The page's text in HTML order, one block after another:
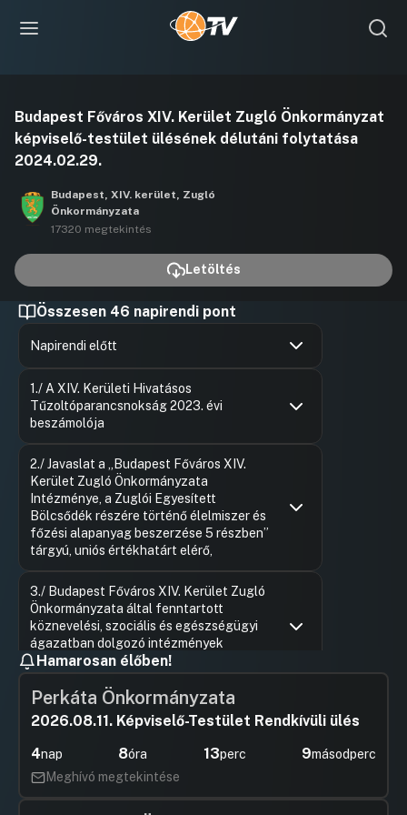
lejátszása
Budapest Főváros XIV. Kerület Zugló Önkormányzat
képviselő-testület ülésének délutáni folytatása
2024.02.29.
Budapest, XIV. kerület, Zugló
Önkormányzata
17320 megtekintés
Letöltés
Összesen 46 napirendi pont
Napirendi előtt
1./ A XIV. Kerületi Hivatásos
Tűzoltóparancsnokság 2023. évi
beszámolója
2./ Javaslat a „Budapest Főváros XIV.
Kerület Zugló Önkormányzata
Intézménye, a Zuglói Egyesített
Bölcsődék részére történő élelmiszer és
főzési alapanyag beszerzése 5 részben”
tárgyú, uniós értékhatárt elérő,
3./ Budapest Főváros XIV. Kerület Zugló
Önkormányzata által fenntartott
köznevelési, szociális és egészségügyi
ágazatban dolgozó intézmények
dolgozóinak biztosított bérpótlék
HozzászólásokUgrás a napirendi pontra
4./ Tárgyalás kezdeményezése lakhatási
válság elkerülése érdekében
Hevér
5./ Zugló szociális és gyermekvédelmi
pénzbeli, természetbeni támogatásainak
és szociális ellátásainak szabályairól
Hamarosan élőben!
Perkáta Önkormányzata
2026.08.11. Képviselő-Testület Rendkívüli ülés
4nap 8óra 13perc 9másodperc
Meghívó megtekintése